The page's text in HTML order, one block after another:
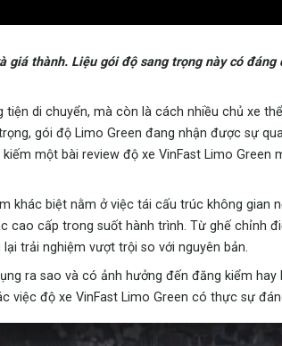
thành. Liệu gói độ sang trọng này có đáng
di chuyển, mà còn là cách nhiều chủ xe
gói độ Limo Green đang nhận được sự
một bài review độ xe VinFast Limo Green
khác biệt nằm ở việc tái cấu trúc không gian
cao cấp trong suốt hành trình. Từ ghế chỉnh
trải nghiệm vượt trội so với nguyên bản.
ra sao và có ảnh hưởng đến đăng kiểm hay
việc độ xe VinFast Limo Green có thực sự